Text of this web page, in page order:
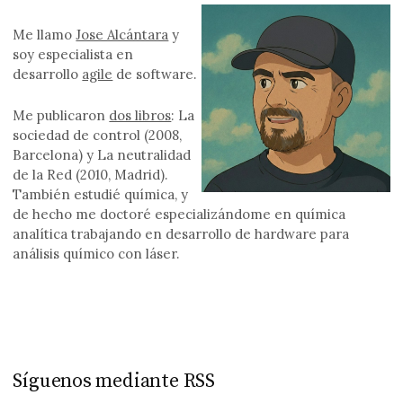
Me llamoJose Alcántara y
soy especialista en
desarrollo agile de software.
Me publicaron dos libros: La
sociedad de control (2008,
Barcelona) y La neutralidad
de la Red (2010, Madrid).
También estudié química, y
de hecho me doctoré especializándome en química
analítica trabajando en desarrollo de hardware para
análisis químico con láser.
Síguenos mediante RSS